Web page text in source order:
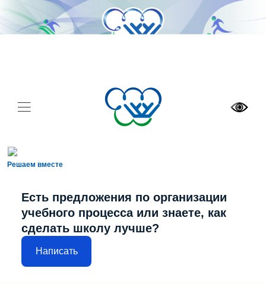
Решаем вместе
Есть предложения по организации
учебного процесса или знаете, как
сделать школу лучше?
Написать